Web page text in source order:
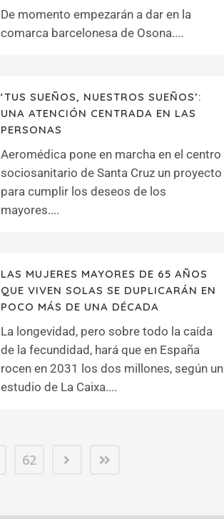
De momento empezarán a dar en la
comarca barcelonesa de Osona....
‘TUS SUEÑOS, NUESTROS SUEÑOS’:
UNA ATENCIÓN CENTRADA EN LAS
PERSONAS
Aeromédica pone en marcha en el centro
sociosanitario de Santa Cruz un proyecto
para cumplir los deseos de los
mayores....
LAS MUJERES MAYORES DE 65 AÑOS
QUE VIVEN SOLAS SE DUPLICARÁN EN
POCO MÁS DE UNA DÉCADA
La longevidad, pero sobre todo la caída
de la fecundidad, hará que en España
rocen en 2031 los dos millones, según un
estudio de La Caixa....
62